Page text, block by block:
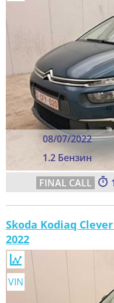
08/07/2022
1.2 Бензин
Skoda Kodiaq Clever
2022
VIN